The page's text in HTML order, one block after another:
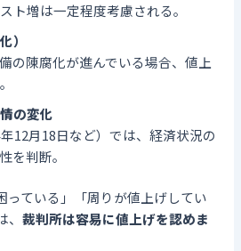
ト増は一定程度考慮される。
）
の陳腐化が進んでいる場合、値上
の変化
12月18日など）では、経済状況の
を判断。
っている」「周りが値上げしてい
、裁判所は容易に値上げを認めま